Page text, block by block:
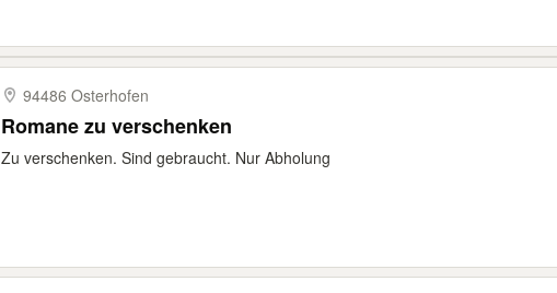
94486 Osterhofen
Romane zu verschenken
Zu verschenken. Sind gebraucht. Nur Abholung